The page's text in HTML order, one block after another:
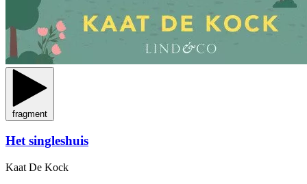
fragment
Het singleshuis
Kaat De Kock